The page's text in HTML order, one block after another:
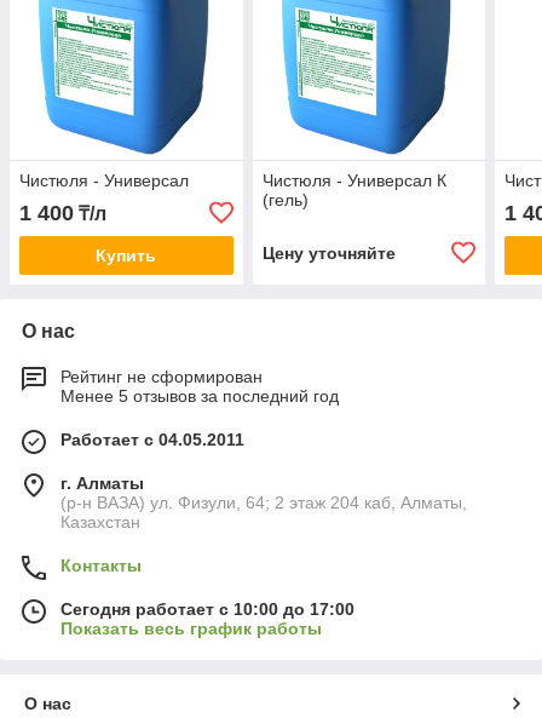
Чистюля - Универсал
1 400 ₸/л
Купить
Чистюля - Универсал К
(гель)
Цену уточняйте
1
О нас
Рейтинг не сформирован
Менее 5 отзывов за последний год
Работает с 04.05.2011
г. Алматы
(р-н ВАЗА) ул. Физули, 64; 2 этаж 204 каб, Алматы,
Казахстан
Контакты
Сегодня работает с 10:00 до 17:00
Показать весь график работы
О нас